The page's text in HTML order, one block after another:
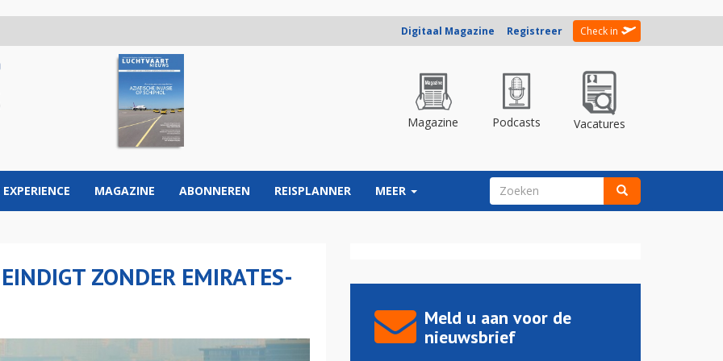
Digitaal Magazine Registreer Check in
Magazine Podcasts Vacatures
EXPERIENCE MAGAZINE ABONNEREN REISPLANNER MEER ZOEKVELD
ZONDER EMIRATES-
Meld u aan voor de
nieuwsbrief